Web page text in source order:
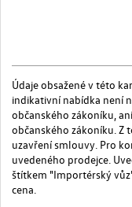
Údaje obsažené v této
indikativní nabídka není
občanského zákoníku,
občanského zákoníku. Z
uzavření smlouvy. Pro
uvedeného prodejce.
štítkem "Importérský
cena.